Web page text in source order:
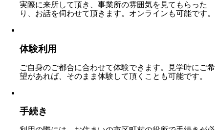
実際に来所して頂き、事業所の雰囲気を見てもらった
り、お話を伺わせて頂きます。オンラインも可能です。
体験利用
ご自身のご都合に合わせて体験できます。見学時にご希
望があれば、そのまま体験して頂くことも可能です。
手続き